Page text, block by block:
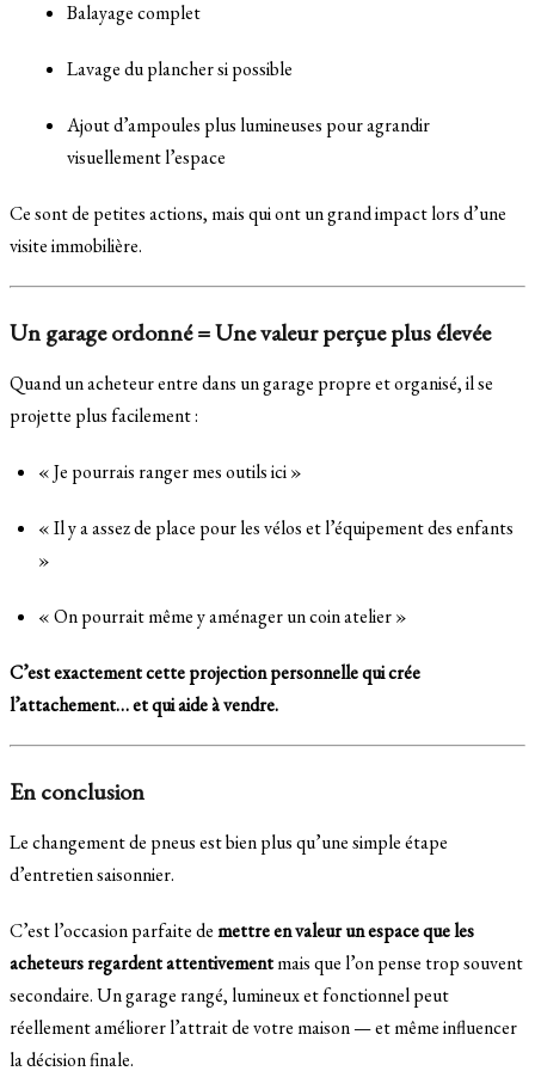
Balayage complet
Lavage du plancher si possible
Ajout d’ampoules plus lumineuses pour agrandir
visuellement l’espace
Ce sont de petites actions, mais qui ont un grand impact lors d’une
visite immobilière.
Un garage ordonné = Une valeur perçue plus élevée
Quand un acheteur entre dans un garage propre et organisé, il se
projette plus facilement :
« Je pourrais ranger mes outils ici »
« Il y a assez de place pour les vélos et l’équipement des enfants
»
« On pourrait même y aménager un coin atelier »
C’est exactement cette projection personnelle qui crée
l’attachement… et qui aide à vendre.
En conclusion
Le changement de pneus est bien plus qu’une simple étape
d’entretien saisonnier.
C’est l’occasion parfaite demettre en valeur un espace que les
acheteurs regardent attentivementmais que l’on pense trop souvent
secondaire. Un garage rangé, lumineux et fonctionnel peut
réellement améliorer l’attrait de votre maison — et même influencer
la décision finale.